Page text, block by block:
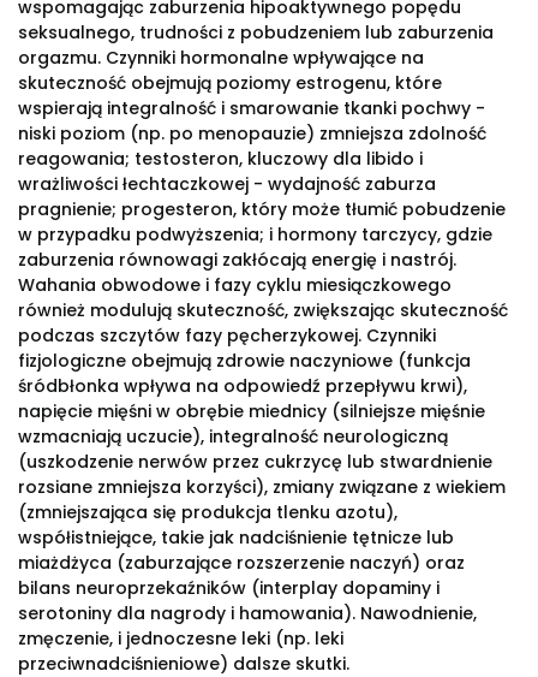
wspomagając zaburzenia hipoaktywnego popędu
seksualnego, trudności z pobudzeniem lub zaburzenia
orgazmu. Czynniki hormonalne wpływające na
skuteczność obejmują poziomy estrogenu, które
wspierają integralność i smarowanie tkanki pochwy -
niski poziom (np. po menopauzie) zmniejsza zdolność
reagowania; testosteron, kluczowy dla libido i
wrażliwości łechtaczkowej - wydajność zaburza
pragnienie; progesteron, który może tłumić pobudzenie
w przypadku podwyższenia; i hormony tarczycy, gdzie
zaburzenia równowagi zakłócają energię i nastrój.
Wahania obwodowe i fazy cyklu miesiączkowego
również modulują skuteczność, zwiększając skuteczność
podczas szczytów fazy pęcherzykowej. Czynniki
fizjologiczne obejmują zdrowie naczyniowe (funkcja
śródbłonka wpływa na odpowiedź przepływu krwi),
napięcie mięśni w obrębie miednicy (silniejsze mięśnie
wzmacniają uczucie), integralność neurologiczną
(uszkodzenie nerwów przez cukrzycę lub stwardnienie
rozsiane zmniejsza korzyści), zmiany związane z wiekiem
(zmniejszająca się produkcja tlenku azotu),
współistniejące, takie jak nadciśnienie tętnicze lub
miażdżyca (zaburzające rozszerzenie naczyń) oraz
bilans neuroprzekaźników (interplay dopaminy i
serotoniny dla nagrody i hamowania). Nawodnienie,
zmęczenie, i jednoczesne leki (np. leki
przeciwnadciśnieniowe) dalsze skutki.